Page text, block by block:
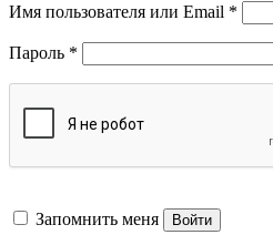
Имя пользователя или Email *
Пароль *
Запомнить меня Войти